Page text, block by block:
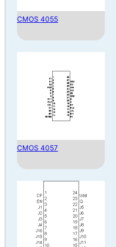
CMOS 4055
CMOS 4057